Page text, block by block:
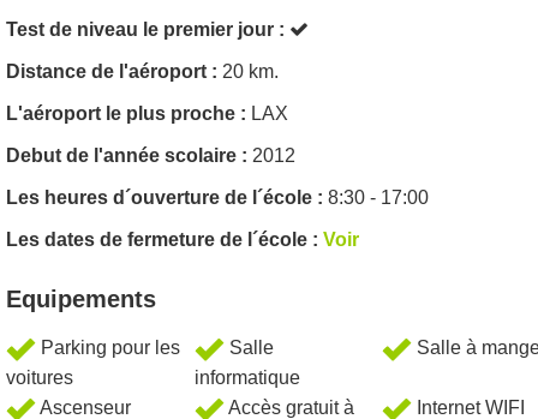
Test de niveau le premier jour :
Distance de l'aéroport : 20 km.
L'aéroport le plus proche : LAX
Debut de l'année scolaire : 2012
Les heures d´ouverture de l´école : 8:30 - 17:00
Les dates de fermeture de l´école : Voir
Equipements
Parking pour les
voitures
Salle
informatique
Salle à
Ascenseur Accès gratuit à Internet WIFI